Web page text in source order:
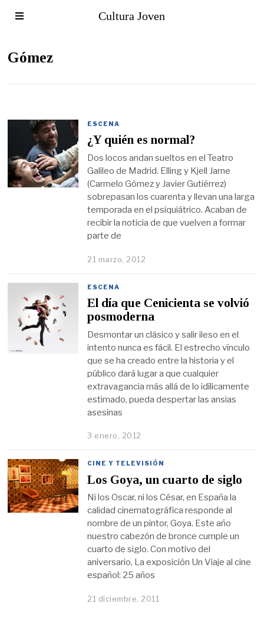
Cultura Joven
Gómez
ESCENA
¿Y quién es normal?
Dos locos andan sueltos en el Teatro
Galileo de Madrid. Elling y Kjell Jarne
(Carmelo Gómez y Javier Gutiérrez)
sobrepasan los cuarenta y llevan una larga
temporada en el psiquiátrico. Acaban de
recibir la noticia de que vuelven a formar
parte de
21 marzo, 2012
ESCENA
El día que Cenicienta se volvió
posmoderna
Desmontar un clásico y salir ileso en el
intento nunca es fácil. El estrecho vínculo
que se ha creado entre la historia y el
público dará lugar a que cualquier
extravagancia más allá de lo idílicamente
estimado, pueda despertar las ansias
asesinas
3 enero, 2012
CINE Y TELEVISIÓN
Los Goya, un cuarto de siglo
Ni los Oscar, ni los César, en España la
calidad cinematográfica responde al
nombre de un pintor, Goya. Este año
nuestro cabezón de bronce cumple un
cuarto de siglo. Con motivo del
aniversario, La exposición Un Viaje al cine
español: 25 años
21 diciembre, 2011